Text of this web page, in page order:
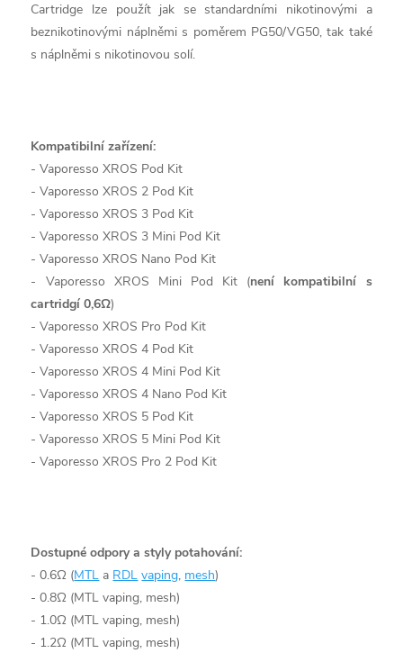
Cartridge lze použít jak se standardními nikotinovými a
beznikotinovými náplněmi s poměrem PG50/VG50, tak také
s náplněmi s nikotinovou solí.
Kompatibilní zařízení:
- Vaporesso XROS Pod Kit
- Vaporesso XROS 2 Pod Kit
- Vaporesso XROS 3 Pod Kit
- Vaporesso XROS 3 Mini Pod Kit
- Vaporesso XROS Nano Pod Kit
- Vaporesso XROS Mini Pod Kit (není kompatibilní s
cartridgí 0,6Ω)
- Vaporesso XROS Pro Pod Kit
- Vaporesso XROS 4 Pod Kit
- Vaporesso XROS 4 Mini Pod Kit
- Vaporesso XROS 4 Nano Pod Kit
- Vaporesso XROS 5 Pod Kit
- Vaporesso XROS 5 Mini Pod Kit
- Vaporesso XROS Pro 2 Pod Kit
Dostupné odpory a styly potahování:
- 0.6Ω (MTL a RDL vaping, mesh)
- 0.8Ω (MTL vaping, mesh)
- 1.0Ω (MTL vaping, mesh)
- 1.2Ω (MTL vaping, mesh)